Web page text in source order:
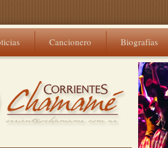
Cancionero Biografías